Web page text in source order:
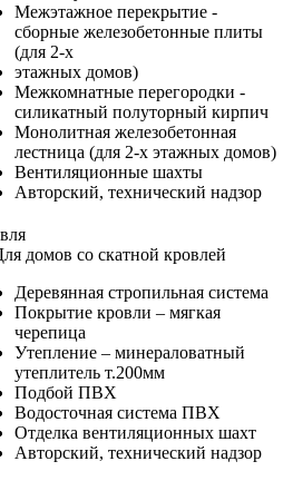
Межэтажное перекрытие -
сборные железобетонные плиты
(для 2-х
этажных домов)
Межкомнатные перегородки -
силикатный полуторный кирпич
Монолитная железобетонная
лестница (для 2-х этажных домов)
Вентиляционные шахты
Авторский, технический надзор
домов со скатной кровлей
Деревянная стропильная система
Покрытие кровли – мягкая
черепица
Утепление – минераловатный
утеплитель т.200мм
Подбой ПВХ
Водосточная система ПВХ
Отделка вентиляционных шахт
Авторский, технический надзор